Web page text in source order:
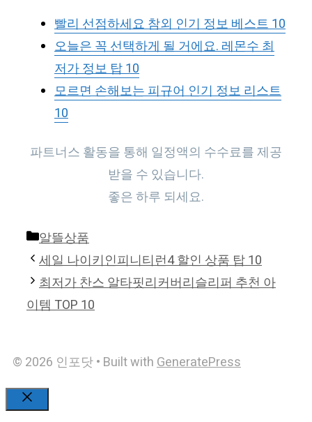
빨리 선점하세요 참외 인기 정보 베스트 10
오늘은 꼭 선택하게 될 거에요. 레몬수 최
저가 정보 탑 10
모르면 손해보는 피규어 인기 정보 리스트
10
파트너스 활동을 통해 일정액의 수수료를 제공
받을 수 있습니다.
좋은 하루 되세요.
Categories
알뜰상품
세일 나이키인피니티런4 할인 상품 탑 10
최저가 찬스 알타핏리커버리슬리퍼 추천 아
이템 TOP 10
© 2026 인포닷• Built withGeneratePress